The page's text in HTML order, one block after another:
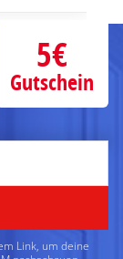
Link, um deine
5€
Gutschein